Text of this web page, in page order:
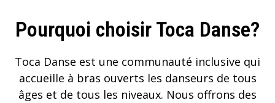
Pourquoi choisir Toca Danse?
Toca Danse est une communauté inclusive qui
accueille à bras ouverts les danseurs de tous
âges et de tous les niveaux. Nous offrons des